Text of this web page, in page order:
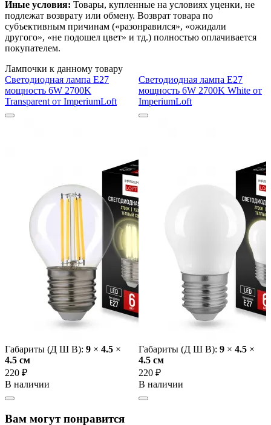
Иные условия: Товары, купленные на условиях уценки, не
подлежат возврату или обмену. Возврат товара по
субъективным причинам («разонравился», «ожидали
другого», «не подошел цвет» и тд.) полностью оплачивается
покупателем.
Лампочки к данному товару
Светодиодная лампа E27
мощность 6W 2700K
Transparent от ImperiumLoft
Габариты (Д Ш В): 9 × 4.5 ×
4.5 cм
220 ₽
В наличии
Светодиодная лампа E27
мощность 6W 2700K White от
ImperiumLoft
Габариты (Д Ш В): 9 × 4.5 ×
4.5 cм
220 ₽
В наличии
Вам могут понравится